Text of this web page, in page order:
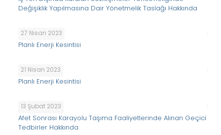
Değişiklik Yapılmasına Dair Yönetmelik Taslağı Hakkında
27 Nisan 2023
Planlı Enerji Kesintisi
21 Nisan 2023
Planlı Enerji Kesintisi
13 Şubat 2023
Afet Sonrası Karayolu Taşıma Faaliyetlerinde Alınan Geçici
Tedbirler Hakkında